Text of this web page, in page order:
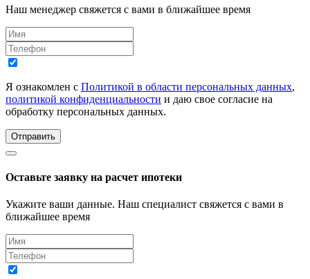
Наш менеджер свяжется с вами в ближайшее время
Я ознакомлен с Политикой в области персональных данных,
политикой конфиденциальности и даю свое согласие на
обработку персональных данных.
Отправить
Оставьте заявку на расчет ипотеки
Укажите ваши данные. Наш специалист свяжется с вами в
ближайшее время